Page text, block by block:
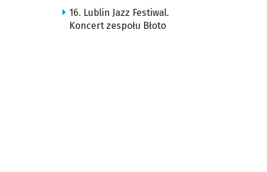
16. Lublin Jazz Festiwal.
Koncert zespołu Błoto